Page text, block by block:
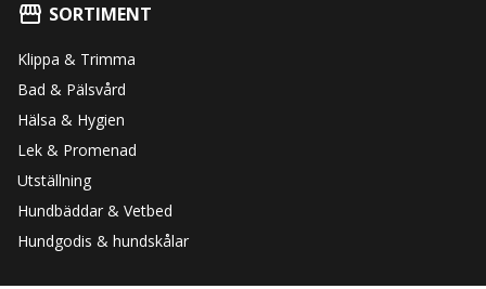
SORTIMENT
Klippa & Trimma
Bad & Pälsvård
Hälsa & Hygien
Lek & Promenad
Utställning
Hundbäddar & Vetbed
Hundgodis & hundskålar